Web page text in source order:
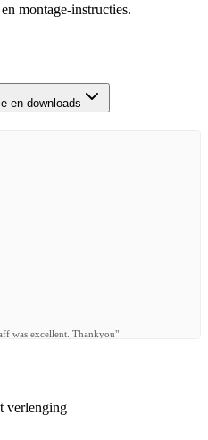
montage-instructies.
en downloads
was excellent. Thankyou"
verlenging